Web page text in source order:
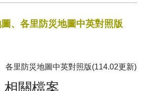
、各里防災地圖中英對照版
各里防災地圖中英對照版(114.02更新)
相關檔案